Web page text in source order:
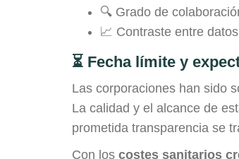
🔍 Grado de
📈 Contraste entre
⏳ Fecha límite y
Las corporaciones han sido
La calidad y el alcance de
prometida transparencia se
Con los costes sanitarios